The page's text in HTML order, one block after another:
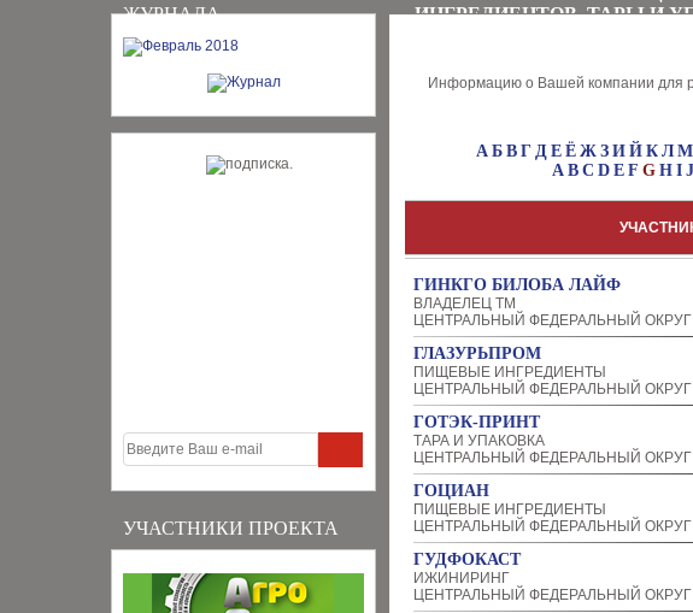
ЖУРНАЛА
УЧАСТНИКИ ПРОЕКТА
ИНГРЕДИЕНТОВ, ТАРЫ И
Информацию о Вашей компании для
А Б В Г Д Е Ё Ж З И Й К Л М
A B C D E F G H I J
ГИНКГО БИЛОБА ЛАЙФ
ВЛАДЕЛЕЦ ТМ
ЦЕНТРАЛЬНЫЙ ФЕДЕРАЛЬНЫЙ ОКРУГ
ГЛАЗУРЬПРОМ
ПИЩЕВЫЕ ИНГРЕДИЕНТЫ
ЦЕНТРАЛЬНЫЙ ФЕДЕРАЛЬНЫЙ ОКРУГ
ГОТЭК-ПРИНТ
ТАРА И УПАКОВКА
ЦЕНТРАЛЬНЫЙ ФЕДЕРАЛЬНЫЙ ОКРУГ
ГОЦИАН
ПИЩЕВЫЕ ИНГРЕДИЕНТЫ
ЦЕНТРАЛЬНЫЙ ФЕДЕРАЛЬНЫЙ ОКРУГ
ГУДФОКАСТ
ИЖИНИРИНГ
ЦЕНТРАЛЬНЫЙ ФЕДЕРАЛЬНЫЙ ОКРУГ